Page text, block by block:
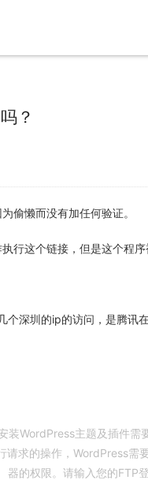
？
偷懒而没有加任何验证。
行这个链接，但是这个程序
深圳的ip的访问，是腾讯
装WordPress主题及插件需
请求的操作，WordPress需
器的权限。请输入您的FTP